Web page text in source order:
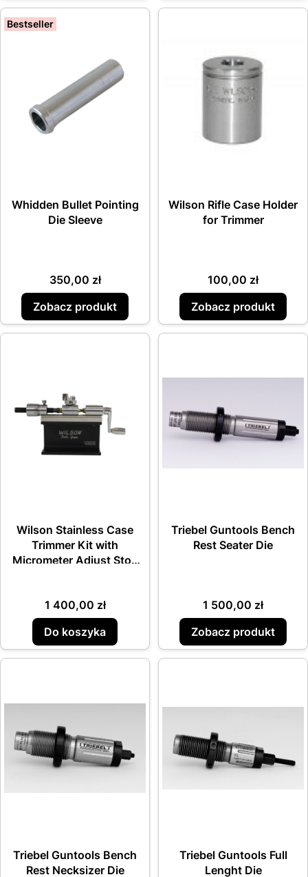
Bestseller
Whidden Bullet Pointing
Die Sleeve
Cena
350,00 zł
Zobacz produkt
Wilson Rifle Case Holder
for Trimmer
Cena
100,00 zł
Zobacz produkt
Wilson Stainless Case
Trimmer Kit with
Micrometer Adjust Stop
Cena
1 400,00 zł
Do koszyka
Triebel Guntools Bench
Rest Seater Die
Cena
1 500,00 zł
Zobacz produkt
Triebel Guntools Bench
Rest Necksizer Die
Triebel Guntools Full
Lenght Die